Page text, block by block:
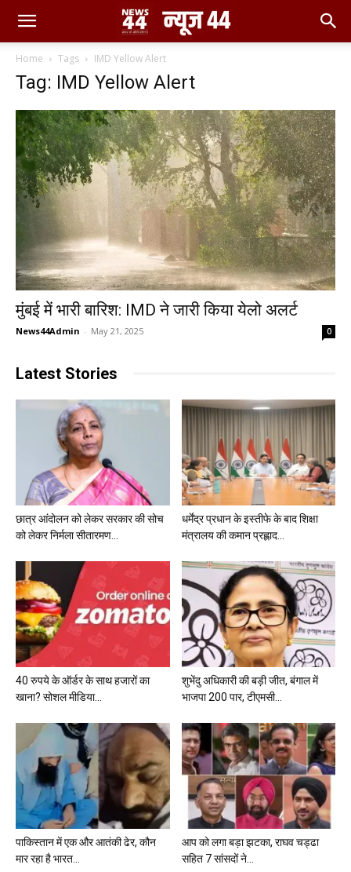
Home Tags IMD Yellow Alert
Tag: IMD Yellow Alert
मुंबई में भारी बारिश: IMD ने जारी किया येलो अलर्ट
News44Admin - May 21, 2025 0
Latest Stories
छात्र आंदोलन को लेकर सरकार की सोच
को लेकर निर्मला सीतारमण...
धर्मेंद्र प्रधान के इस्तीफे के बाद शिक्षा
मंत्रालय की कमान प्रह्लाद...
40 रुपये के ऑर्डर के साथ हजारों का
खाना? सोशल मीडिया...
शुभेंदु अधिकारी की बड़ी जीत, बंगाल में
भाजपा 200 पार, टीएमसी...
पाकिस्तान में एक और आतंकी ढेर, कौन
मार रहा है भारत...
आप को लगा बड़ा झटका, राघव चड्ढा
सहित 7 सांसदों ने...